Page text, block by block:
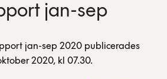
jan-sep
jan-sep 2020 publicerades
2020, kl 07.30.